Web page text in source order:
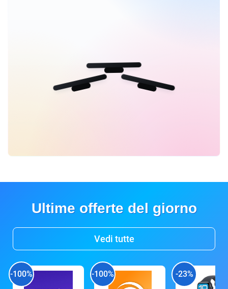
Ultime offerte del giorno
Vedi tutte
-100% -100% -23%